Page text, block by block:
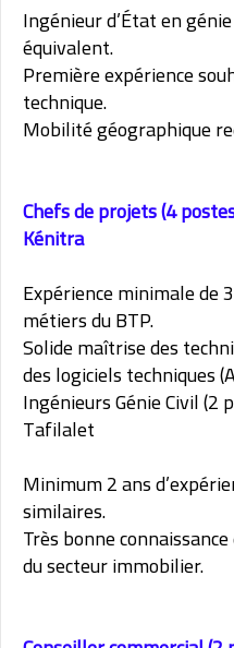
Ingénieur d’État en
équivalent.
Première expérience
technique.
Mobilité géographique
Chefs de projets (4
Kénitra
Expérience minimale de
métiers du BTP.
Solide maîtrise des
des logiciels techniques
Ingénieurs Génie Civil (2
Tafilalet
Minimum 2 ans
similaires.
Très bonne
du secteur immobilier.